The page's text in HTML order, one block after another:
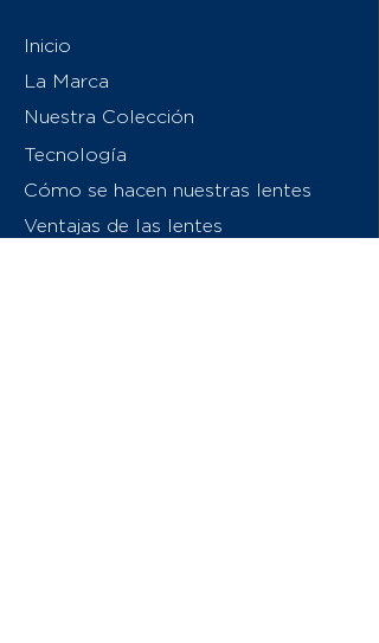
Inicio
La Marca
Nuestra Colección
Tecnología
Cómo se hacen nuestras lentes
Ventajas de las lentes